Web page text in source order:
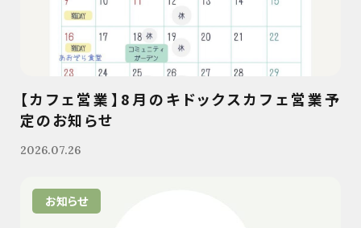
【カフェ営業】8月のキドックスカフェ営業予
定のお知らせ
2026.07.26
お知らせ